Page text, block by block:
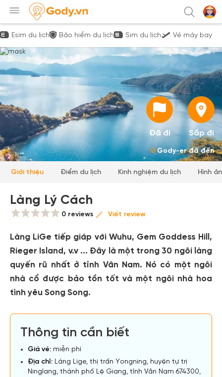
Esim du lịch Bảo hiểm du lịch Sim du lịch Vé máy bay
Đã đi Sắp đi
0Gody-er đã đến
Giới thiệu Điểm du lịch Kinh nghiệm du lịch Hình
Làng Lý Cách
0 reviews Viết review
Làng LiGe tiếp giáp với Wuhu, Gem Goddess Hill,
Rieger Island, v.v ... Đây là một trong 30 ngôi làng
quyến rũ nhất ở tỉnh Vân Nam. Nó có một ngôi
nhà cổ được bảo tồn tốt và một ngôi nhà hoa
tình yêu Song Song.
Thông tin cần biết
Giá vé: miễn phí
Địa chỉ: Làng Lige, thị trấn Yongning, huyện tự trị
Ninglang, thành phố Lệ Giang, tỉnh Vân Nam 674300,